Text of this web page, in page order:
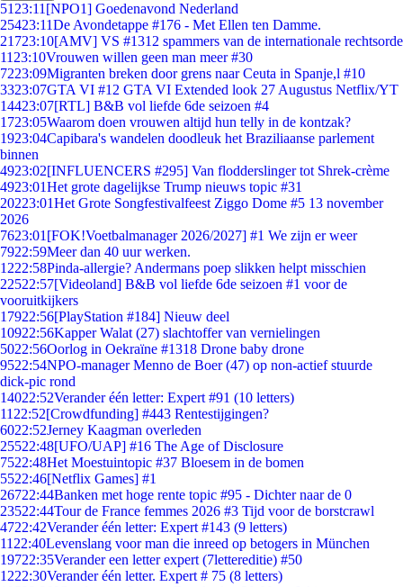
51 23:11 [NPO1] Goedenavond Nederland
25423:11De Avondetappe #176 - Met Ellen ten Damme.
21723:10[AMV] VS #1312 spammers van de internationale rechtsorde
11 23:10Vrouwen willen geen man meer #30
7223:09Migranten breken door grens naar Ceuta in Spanje,l #10
3323:07GTA VI #12 GTA VI Extended look 27 Augustus Netflix/YT
14423:07[RTL] B&B vol liefde 6de seizoen #4
1723:05Waarom doen vrouwen altijd hun telly in de kontzak?
1923:04Capibara's wandelen doodleuk het Braziliaanse parlement
binnen
4923:02[INFLUENCERS #295] Van flodderslinger tot Shrek-crème
4923:01Het grote dagelijkse Trump nieuws topic #31
20223:01Het Grote Songfestivalfeest Ziggo Dome #5 13 november
2026
7623:01 [FOK!Voetbalmanager 2026/2027] #1 We zijn er weer
7922:59Meer dan 40 uur werken.
1222:58Pinda-allergie? Andermans poep slikken helpt misschien
22522:57[Videoland] B&B vol liefde 6de seizoen #1 voor de
vooruitkijkers
17922:56[PlayStation #184] Nieuw deel
10922:56Kapper Walat (27) slachtoffer van vernielingen
5022:56Oorlog in Oekraïne #1318 Drone baby drone
9522:54NPO-manager Menno de Boer (47) op non-actief stuurde
dick-pic rond
14022:52Verander één letter: Expert #91 (10 letters)
11 22:52[Crowdfunding] #443 Rentestijgingen?
6022:52Jerney Kaagman overleden
25522:48[UFO/UAP] #16 The Age of Disclosure
7522:48Het Moestuintopic #37 Bloesem in de bomen
5522:46[Netflix Games] #1
26722:44Banken met hoge rente topic #95 - Dichter naar de 0
23522:44Tour de France femmes 2026 #3 Tijd voor de borstcrawl
4722:42Verander één letter: Expert #143 (9 letters)
11 22:40Levenslang voor man die inreed op betogers in München
19722:35Verander een letter expert (7lettereditie) #50
1222:30Verander één letter. Expert # 75 (8 letters)